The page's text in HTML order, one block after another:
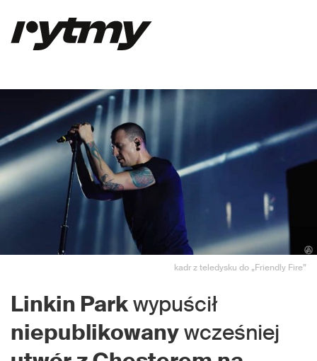
kadr z teledysku do „Friendly Fire”
Linkin Parkwypuścił
niepublikowanywcześniej